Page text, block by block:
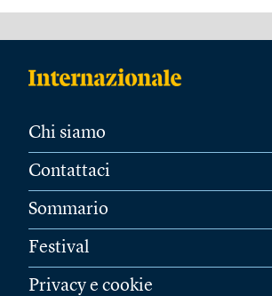
Chi siamo
Contattaci
Sommario
Festival
Privacy e cookie